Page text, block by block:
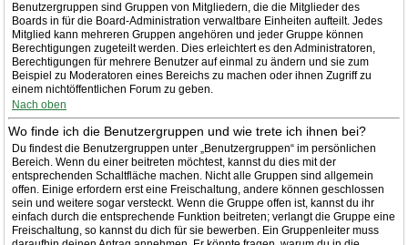
Benutzergruppen sind Gruppen von Mitgliedern, die die Mitglieder des
Boards in für die Board-Administration verwaltbare Einheiten aufteilt. Jedes
Mitglied kann mehreren Gruppen angehören und jeder Gruppe können
Berechtigungen zugeteilt werden. Dies erleichtert es den Administratoren,
Berechtigungen für mehrere Benutzer auf einmal zu ändern und sie zum
Beispiel zu Moderatoren eines Bereichs zu machen oder ihnen Zugriff zu
einem nichtöffentlichen Forum zu geben.
Nach oben
Wo finde ich die Benutzergruppen und wie trete ich ihnen bei?
Du findest die Benutzergruppen unter „Benutzergruppen“ im persönlichen
Bereich. Wenn du einer beitreten möchtest, kannst du dies mit der
entsprechenden Schaltfläche machen. Nicht alle Gruppen sind allgemein
offen. Einige erfordern erst eine Freischaltung, andere können geschlossen
sein und weitere sogar versteckt. Wenn die Gruppe offen ist, kannst du ihr
einfach durch die entsprechende Funktion beitreten; verlangt die Gruppe eine
Freischaltung, so kannst du dich für sie bewerben. Ein Gruppenleiter muss